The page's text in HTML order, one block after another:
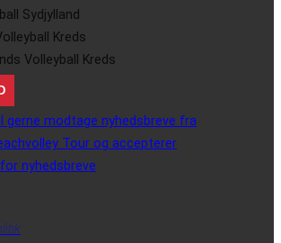
Sydjylland
Kreds
Volleyball Kreds
gerne modtage nyhedsbreve fra
Tour og accepterer
nyhedsbreve